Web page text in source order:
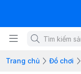
Trang chủ Đồ chơi